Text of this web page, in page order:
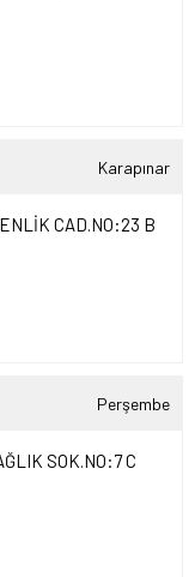
Karapınar
CAD.NO:23 B
Perşembe
SOK.NO:7 C